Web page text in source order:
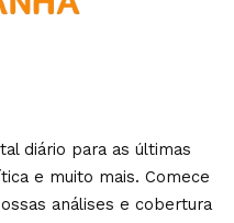
diário para as últimas
e muito mais. Comece
análises e cobertura